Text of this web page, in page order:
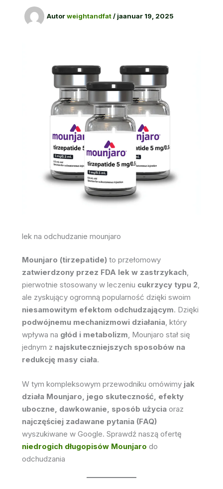
Autorweightandfat/ jaanuar 19, 2025
lek na odchudzanie mounjaro
Mounjaro (tirzepatide) to przełomowy
zatwierdzony przez FDA lek w zastrzykach,
pierwotnie stosowany w leczeniu cukrzycy typu 2,
ale zyskujący ogromną popularność dzięki swoim
niesamowitym efektom odchudzającym. Dzięki
podwójnemu mechanizmowi działania, który
wpływa na głód i metabolizm, Mounjaro stał się
jednym z najskuteczniejszych sposobów na
redukcję masy ciała.
W tym kompleksowym przewodniku omówimy jak
działa Mounjaro, jego skuteczność, efekty
uboczne, dawkowanie, sposób użycia oraz
najczęściej zadawane pytania (FAQ)
wyszukiwane w Google. Sprawdź naszą ofertę
niedrogich długopisów Mounjaro do
odchudzania